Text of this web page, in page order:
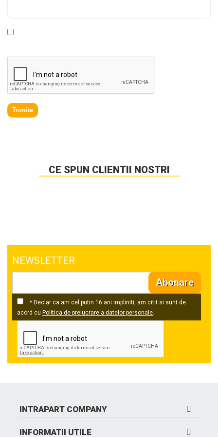
Trimite
CE SPUN CLIENTII NOSTRI
NEWSLETTER
Abonare
* Declar ca am cel putin 16 ani impliniti, am citit si sunt de
acord cu Politica de prelucrare a datelor personale.
INTRAPART COMPANY
INFORMATII UTILE